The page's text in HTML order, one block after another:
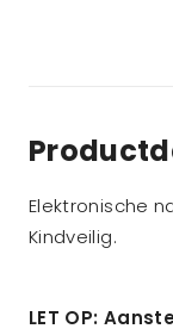
Elektronische
Kindveilig.
LET OP: